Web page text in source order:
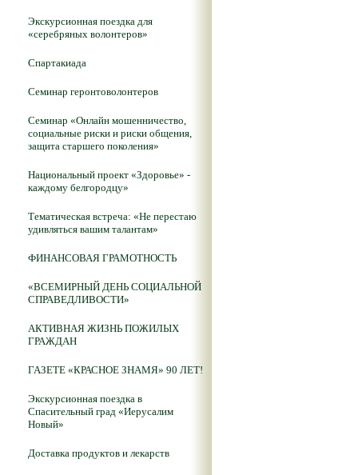
Экскурсионная поездка для
«серебряных волонтеров»
Спартакиада
Семинар геронтоволонтеров
Семинар «Онлайн мошенничество,
социальные риски и риски общения,
защита старшего поколения»
Национальный проект «Здоровье» -
каждому белгородцу»
Тематическая встреча: «Не перестаю
удивляться вашим талантам»
ФИНАНСОВАЯ ГРАМОТНОСТЬ
«ВСЕМИРНЫЙ ДЕНЬ СОЦИАЛЬНОЙ
СПРАВЕДЛИВОСТИ»
АКТИВНАЯ ЖИЗНЬ ПОЖИЛЫХ
ГРАЖДАН
ГАЗЕТЕ «КРАСНОЕ ЗНАМЯ» 90 ЛЕТ!
Экскурсионная поездка в
Спасительный град «Иерусалим
Новый»
Доставка продуктов и лекарств